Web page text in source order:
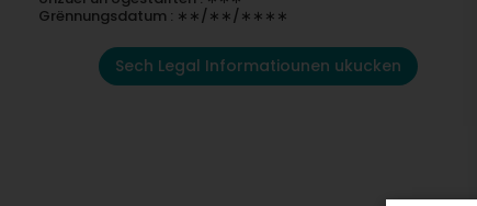
Grënnungsdatum : ∗∗/∗∗/∗∗∗∗
Sech Legal Informatiounen ukucken